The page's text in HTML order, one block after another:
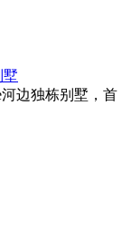
墅
边独栋别墅，首